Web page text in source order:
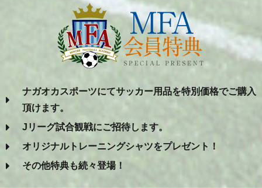
ナガオカスポーツにてサッカー用品を特別価格でご購入
頂けます。
Jリーグ試合観戦にご招待します。
オリジナルトレーニングシャツをプレゼント！
その他特典も続々登場！